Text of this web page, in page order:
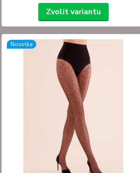
Zvolit variantu
Novinka